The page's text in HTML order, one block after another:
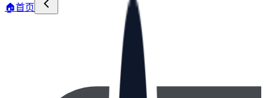
🏠首页